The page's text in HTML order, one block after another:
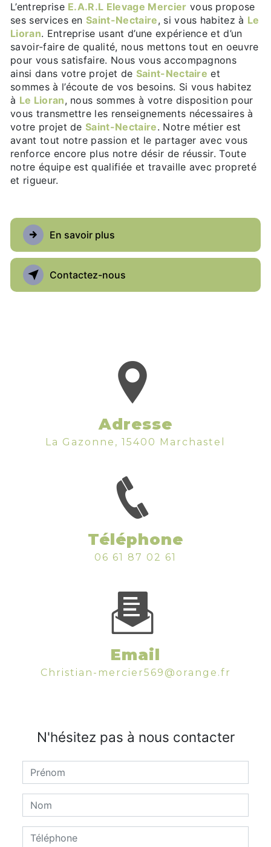
L’entreprise E.A.R.L Elevage Mercier vous propose
ses services enSaint-Nectaire, si vous habitez à Le
Lioran. Entreprise usant d’une expérience et d’un
savoir-faire de qualité, nous mettons tout en oeuvre
pour vous satisfaire. Nous vous accompagnons
ainsi dans votre projet de Saint-Nectaire et
sommes à l’écoute de vos besoins. Si vous habitez
à Le Lioran, nous sommes à votre disposition pour
vous transmettre les renseignements nécessaires à
votre projet deSaint-Nectaire. Notre métier est
avant tout notre passion et le partager avec vous
renforce encore plus notre désir de réussir. Toute
notre équipe est qualifiée et travaille avec propreté
et rigueur.
En savoir plus
Contactez-nous
Adresse
La Gazonne, 15400 Marchastel
Téléphone
06 61 87 02 61
Email
christian-mercier569@orange.fr
N'hésitez pas à nous contacter